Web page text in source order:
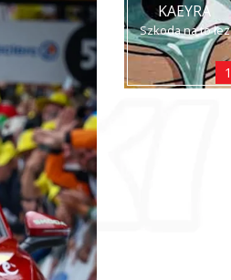
KAEYRA
Szkoda na to łez
1